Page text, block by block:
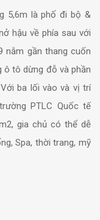
5,6m là phố đi bộ &
hậu về phía sau với
nằm gần thang cuốn
ô tô dừng đỗ và phần
ba lối vào và vị trí
PTLC Quốc tế
gia chủ có thể dễ
Spa, thời trang, mỹ